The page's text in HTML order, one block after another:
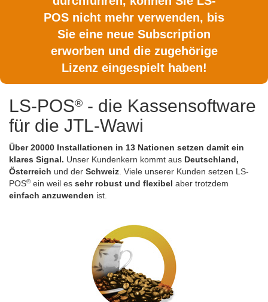
POS nicht mehr verwenden, bis
Sie eine neue Subscription
erworben und die zugehörige
Lizenz eingespielt haben!
LS-POS® - die Kassensoftware
für die JTL-Wawi
Über 20000 Installationen in 13 Nationen setzen damit ein
klares Signal. Unser Kundenkern kommt aus Deutschland,
Österreich und der Schweiz . Viele unserer Kunden setzen LS-
POS®ein weil es sehr robust und flexibel aber trotzdem
einfach anzuwenden ist.